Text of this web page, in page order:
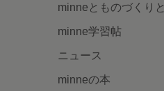
minneとものづくりと
minne学習帖
ニュース
minneの本